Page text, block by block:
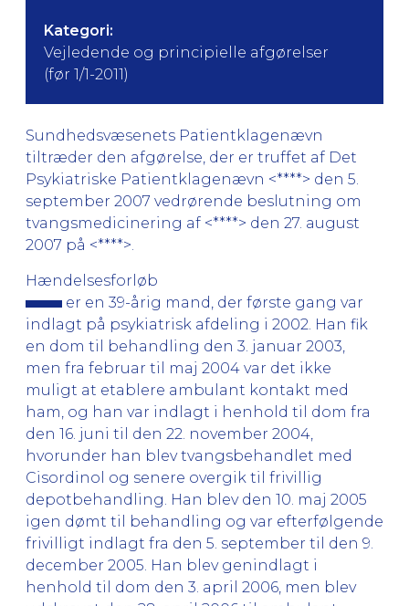
Kategori:
Vejledende og principielle afgørelser
(før 1/1-2011)
Sundhedsvæsenets Patientklagenævn
tiltræder den afgørelse, der er truffet af Det
Psykiatriske Patientklagenævn <****> den 5.
september 2007 vedrørende beslutning om
tvangsmedicinering af <****> den 27. august
2007 på <****>.
Hændelsesforløb
er en 39-årig mand, der første gang var
indlagt på psykiatrisk afdeling i 2002. Han fik
en dom til behandling den 3. januar 2003,
men fra februar til maj 2004 var det ikke
muligt at etablere ambulant kontakt med
ham, og han var indlagt i henhold til dom fra
den 16. juni til den 22. november 2004,
hvorunder han blev tvangsbehandlet med
Cisordinol og senere overgik til frivillig
depotbehandling. Han blev den 10. maj 2005
igen dømt til behandling og var efterfølgende
frivilligt indlagt fra den 5. september til den 9.
december 2005. Han blev genindlagt i
henhold til dom den 3. april 2006, men blev